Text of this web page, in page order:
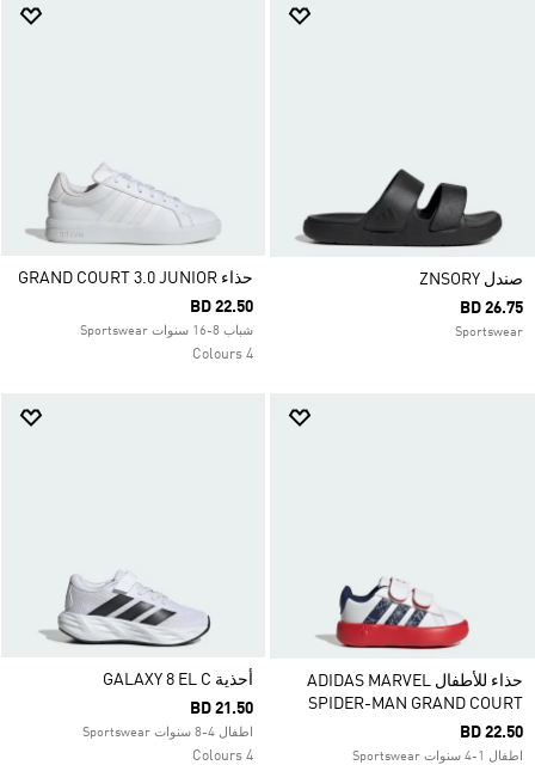
صندل ZNSORY
BD 26.75
Sportswear
حذاء GRAND COURT 3.0 JUNIOR
BD 22.50
شباب 8-16 سنوات Sportswear
4 Colours
حذاء للأطفال ADIDAS MARVEL
SPIDER-MAN GRAND COURT
BD 22.50
اطفال 1-4 سنوات Sportswear
أحذية GALAXY 8 EL C
BD 21.50
اطفال 4-8 سنوات Sportswear
4 Colours